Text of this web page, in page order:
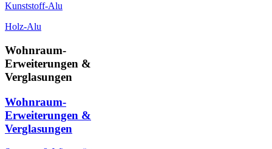
Kunststoff-Alu
Holz-Alu
Wohnraum-
Erweiterungen &
Verglasungen
Wohnraum-
Erweiterungen &
Verglasungen